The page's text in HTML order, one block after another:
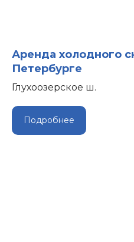
Аренда холодного
Петербурге
Глухоозерское ш.
Подробнее